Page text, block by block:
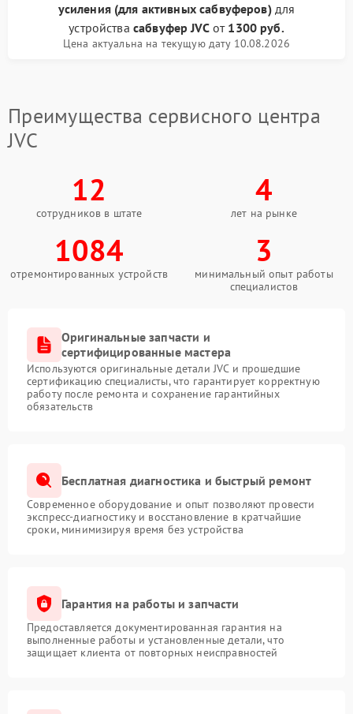
усиления (для активных сабвуферов)для
устройства сабвуфер JVCот 1300 руб.
Цена актуальна на текущую дату 10.08.2026
Преимущества сервисного центра
JVC
12
сотрудников в штате
4
лет на рынке
1084
отремонтированных устройств
3
минимальный опыт работы
специалистов
Оригинальные запчасти и
сертифицированные мастера
Используются оригинальные детали JVC и прошедшие
сертификацию специалисты, что гарантирует корректную
работу после ремонта и сохранение гарантийных
обязательств
Бесплатная диагностика и быстрый ремонт
Современное оборудование и опыт позволяют провести
экспресс-диагностику и восстановление в кратчайшие
сроки, минимизируя время без устройства
Гарантия на работы и запчасти
Предоставляется документированная гарантия на
выполненные работы и установленные детали, что
защищает клиента от повторных неисправностей